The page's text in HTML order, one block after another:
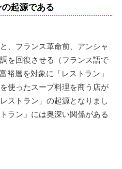
起源である
、フランス革命前、アンシャ
を回復させる（フランス語で
裕層を対象に「レストラン」
使ったスープ料理を商う店が
ストラン」の起源となりまし
ラン」には奥深い関係がある